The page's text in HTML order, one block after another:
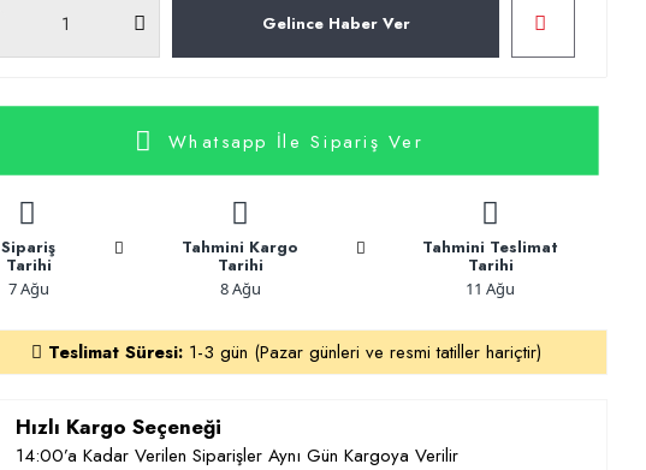
Gelince Haber Ver
Whatsapp İle Sipariş Ver
Sipariş
Tarihi
7 Ağu
Tahmini Kargo
Tarihi
8 Ağu
Tahmini Teslimat
Tarihi
11 Ağu
Teslimat Süresi: 1-3 gün (Pazar günleri ve resmi tatiller hariçtir)
Hızlı Kargo Seçeneği
14:00’a Kadar Verilen Siparişler Aynı Gün Kargoya Verilir